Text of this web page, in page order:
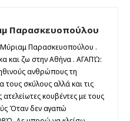
Παρασκευοπούλου
Παρασκευοπούλου .
και ζω στην Αθήνα . ΑΓΑΠΏ:
ανθρώπους τη
σκύλους αλλά και τις
ατελείωτες κουβέντες με τους
Όταν δεν αγαπώ